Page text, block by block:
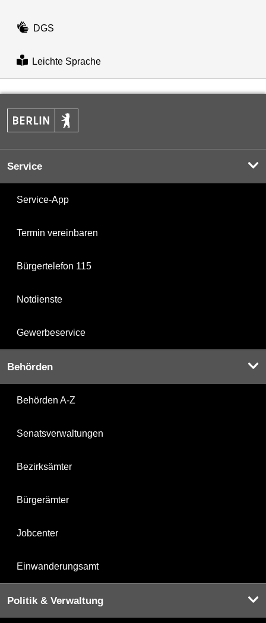
DGS
Leichte Sprache
Service
Service-App
Termin vereinbaren
Bürgertelefon 115
Notdienste
Gewerbeservice
Behörden
Behörden A-Z
Senatsverwaltungen
Bezirksämter
Bürgerämter
Jobcenter
Einwanderungsamt
Politik & Verwaltung